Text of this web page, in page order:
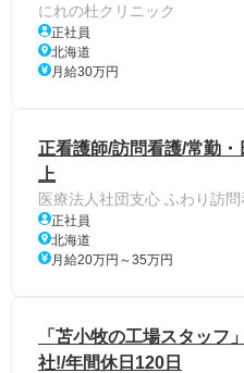
にれの杜クリニック
正社員
北海道
月給30万円
正看護師/訪問看護/常勤
上
医療法人社団支心 ふわり訪
正社員
北海道
月給20万円～35万円
「苫小牧の工場スタッフ
社!/年間休日120日